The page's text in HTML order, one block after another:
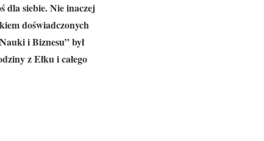
dla siebie. Nie inaczej
doświadczonych
i Biznesu” był
z Ełku i całego